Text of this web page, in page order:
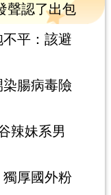
聲認了出包
平：該避
腸病毒險
辣妹系男
厚國外粉